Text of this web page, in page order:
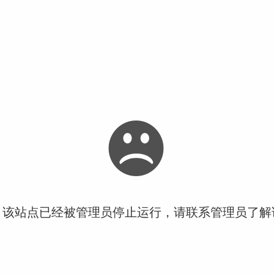
站点已经被管理员停止运行，请联系管理员了